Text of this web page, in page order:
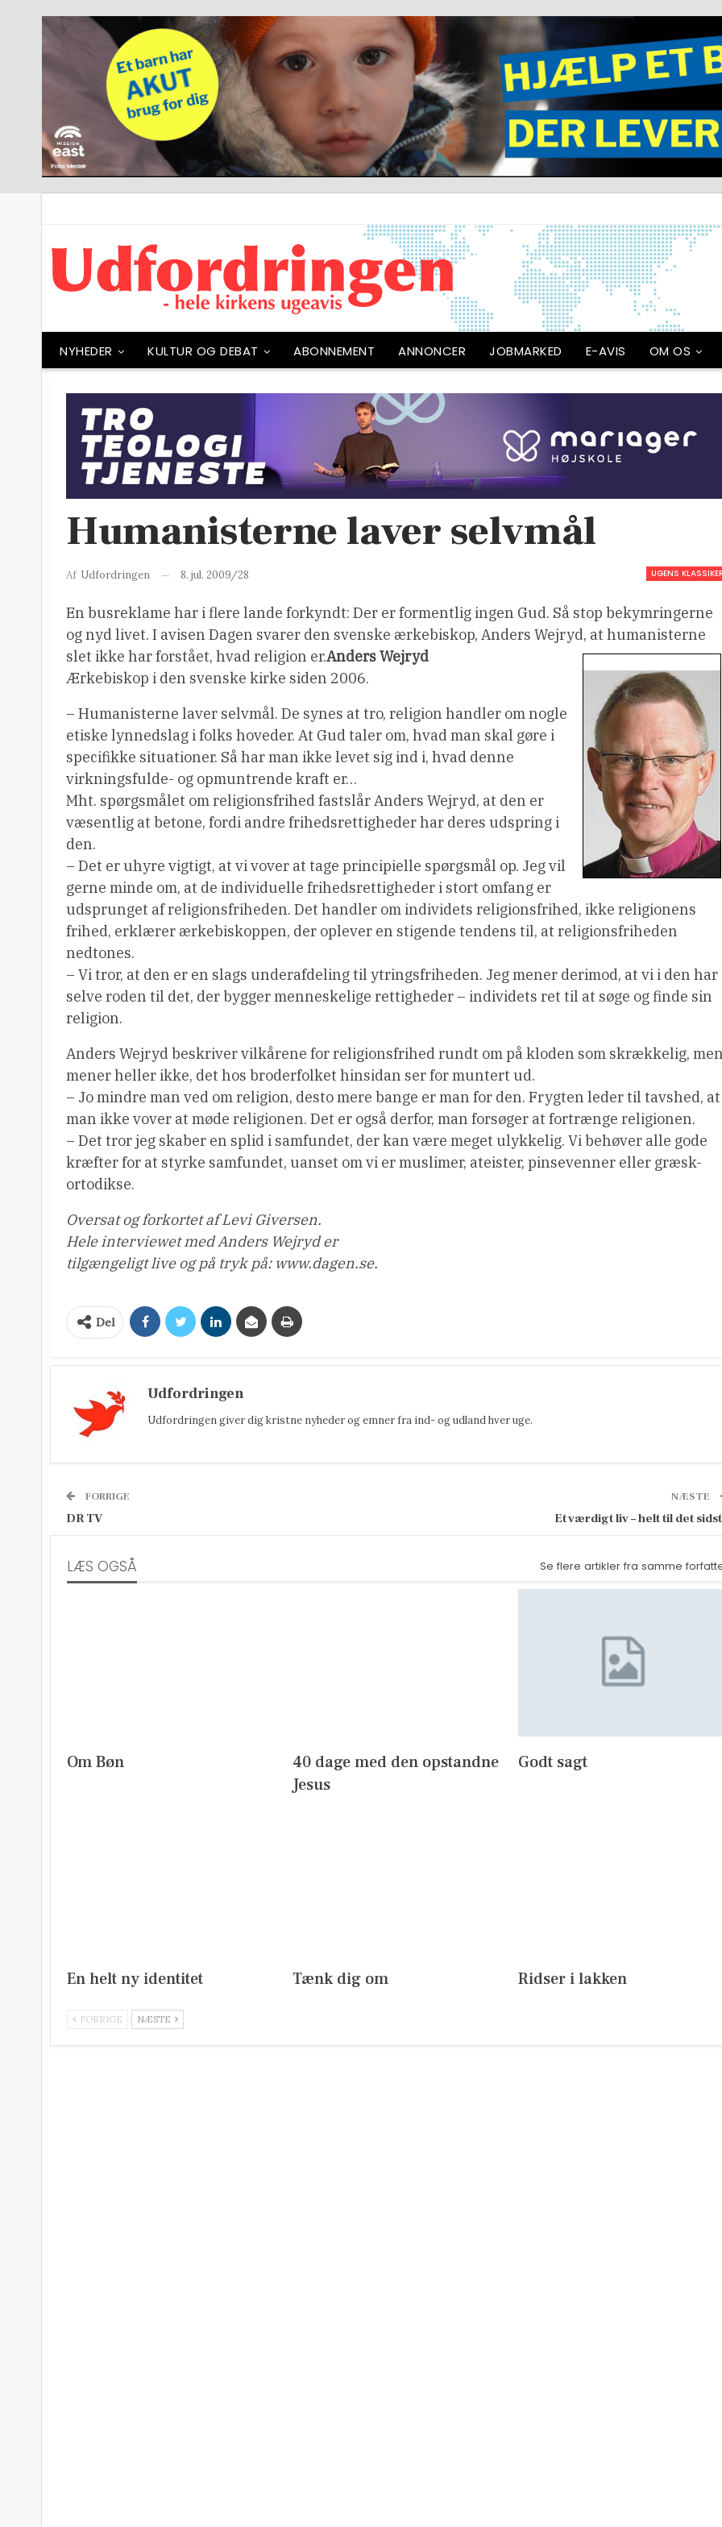
NYHEDER KULTUR OG DEBAT ABONNEMENT ANNONCER JOBMARKED E-AVIS OM OS
Humanisterne laver selvmål
UGENS
Af Udfordringen 8. jul. 2009/28
En busreklame har i flere lande forkyndt: Der er formentlig ingen Gud. Så stop bekymringerne
og nyd livet. I avisen Dagen svarer den svenske ærkebiskop, Anders Wejryd, at humanisterne
slet ikke har forstået, hvad religion er.Anders Wejryd
Ærkebiskop i den svenske kirke siden 2006.
– Humanisterne laver selvmål. De synes at tro, religion handler om nogle
etiske lynnedslag i folks hoveder. At Gud taler om, hvad man skal gøre i
specifikke situationer. Så har man ikke levet sig ind i, hvad denne
virkningsfulde- og opmuntrende kraft er…
Mht. spørgsmålet om religionsfrihed fastslår Anders Wejryd, at den er
væsentlig at betone, fordi andre frihedsrettigheder har deres udspring i
den.
– Det er uhyre vigtigt, at vi vover at tage principielle spørgsmål op. Jeg vil
gerne minde om, at de individuelle frihedsrettigheder i stort omfang er
udsprunget af religionsfriheden. Det handler om individets religionsfrihed, ikke religionens
frihed, erklærer ærkebiskoppen, der oplever en stigende tendens til, at religionsfriheden
nedtones.
– Vi tror, at den er en slags underafdeling til ytringsfriheden. Jeg mener derimod, at vi i den har
selve roden til det, der bygger menneskelige rettigheder – individets ret til at søge og finde sin
religion.
Anders Wejryd beskriver vilkårene for religionsfrihed rundt om på kloden som skrækkelig,
mener heller ikke, det hos broderfolket hinsidan ser for muntert ud.
– Jo mindre man ved om religion, desto mere bange er man for den. Frygten leder til tavshed, at
man ikke vover at møde religionen. Det er også derfor, man forsøger at fortrænge religionen.
– Det tror jeg skaber en splid i samfundet, der kan være meget ulykkelig. Vi behøver alle gode
kræfter for at styrke samfundet, uanset om vi er muslimer, ateister, pinsevenner eller græsk-
ortodikse.
Oversat og forkortet af Levi Giversen.
Hele interviewet med Anders Wejryd er
tilgængeligt live og på tryk på: www.dagen.se.
Del
Udfordringen
Udfordringen giver dig kristne nyheder og emner fra ind- og udland hver uge.
FORRIGE
DR TV
NÆSTE
Et værdigt liv – helt til det
LÆS OGSÅ Se flere artikler fra samme
Om Bøn
40 dage med den opstandne
Jesus
Godt sagt
En helt ny identitet Tænk dig om Ridser i lakken
FORRIGE NÆSTE